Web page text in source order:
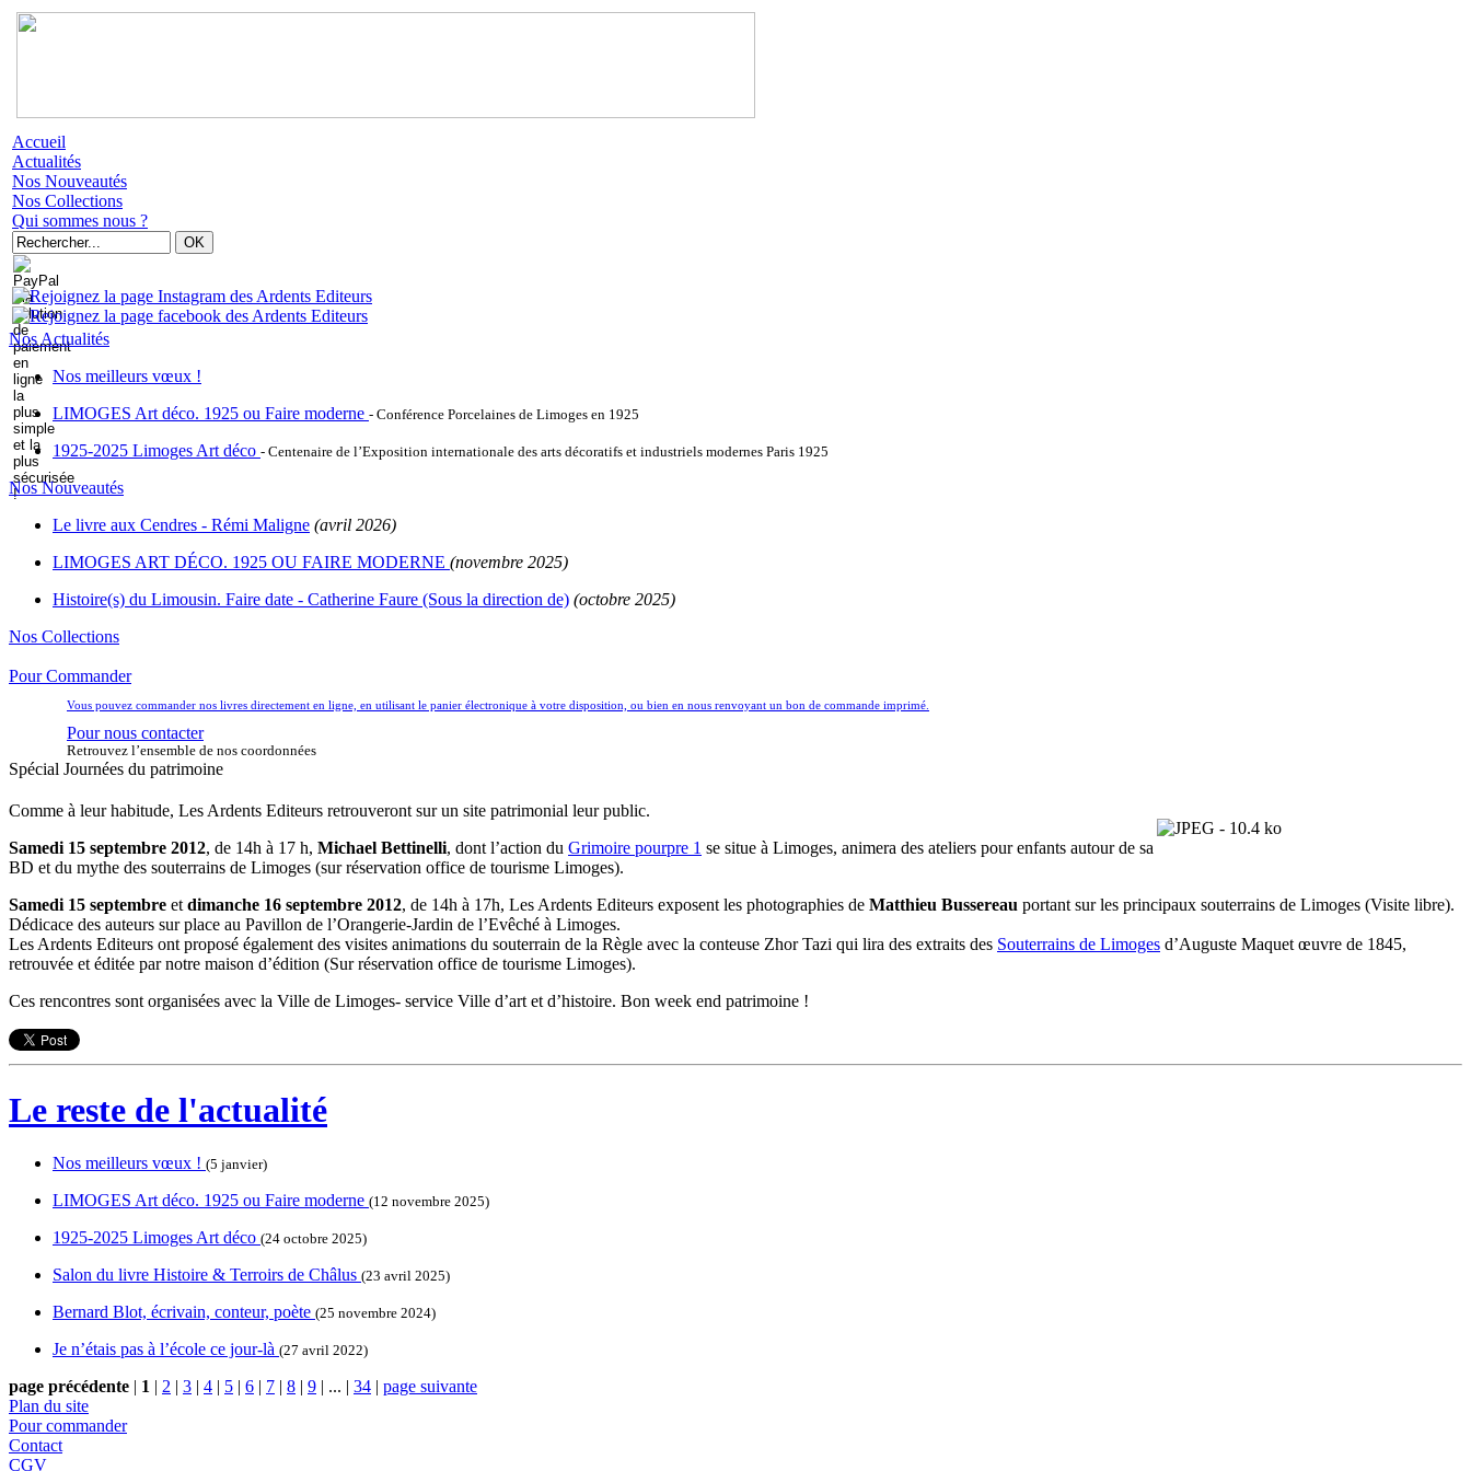
Accueil
Actualités
Nos Nouveautés
Nos Collections
Qui sommes nous ?
Nos Actualités
Nos meilleurs vœux !
LIMOGES Art déco. 1925 ou Faire moderne - Conférence Porcelaines de Limoges en 1925
1925-2025 Limoges Art déco - Centenaire de l’Exposition internationale des arts décoratifs et industriels modernes Paris 1925
Nos Nouveautés
Le livre aux Cendres - Rémi Maligne (avril 2026)
LIMOGES ART DÉCO. 1925 OU FAIRE MODERNE (novembre 2025)
Histoire(s) du Limousin. Faire date - Catherine Faure (Sous la direction de) (octobre 2025)
Nos Collections
Pour Commander
Vous pouvez commander nos livres directement en ligne, en utilisant le panier électronique à votre disposition, ou bien en nous renvoyant un bon de commande imprimé.
Pour nous contacter
Retrouvez l’ensemble de nos coordonnées
Spécial Journées du patrimoine
Comme à leur habitude, Les Ardents Editeurs retrouveront sur un site patrimonial leur public.
Samedi 15 septembre 2012, de 14h à 17 h, Michael Bettinelli, dont l’action du Grimoire pourpre 1 se situe à Limoges, animera des ateliers pour enfants autour de sa
BD et du mythe des souterrains de Limoges (sur réservation office de tourisme Limoges).
Samedi 15 septembre et dimanche 16 septembre 2012, de 14h à 17h, Les Ardents Editeurs exposent les photographies de Matthieu Bussereau portant sur les principaux souterrains de Limoges (Visite libre).
Dédicace des auteurs sur place au Pavillon de l’Orangerie-Jardin de l’Evêché à Limoges.
Les Ardents Editeurs ont proposé également des visites animations du souterrain de la Règle avec la conteuse Zhor Tazi qui lira des extraits des Souterrains de Limoges d’Auguste Maquet œuvre de 1845,
retrouvée et éditée par notre maison d’édition (Sur réservation office de tourisme Limoges).
Ces rencontres sont organisées avec la Ville de Limoges- service Ville d’art et d’histoire. Bon week end patrimoine !
Le reste de l'actualité
Nos meilleurs vœux ! (5 janvier)
LIMOGES Art déco. 1925 ou Faire moderne (12 novembre 2025)
1925-2025 Limoges Art déco (24 octobre 2025)
Salon du livre Histoire & Terroirs de Châlus (23 avril 2025)
Bernard Blot, écrivain, conteur, poète (25 novembre 2024)
Je n’étais pas à l’école ce jour-là (27 avril 2022)
page précédente | 1 | 2 | 3 | 4 | 5 | 6 | 7 | 8 | 9 | ... | 34 | page suivante
Plan du site
Pour commander
Contact
CGV